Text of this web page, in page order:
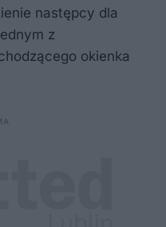
następcy dla
z
okienka